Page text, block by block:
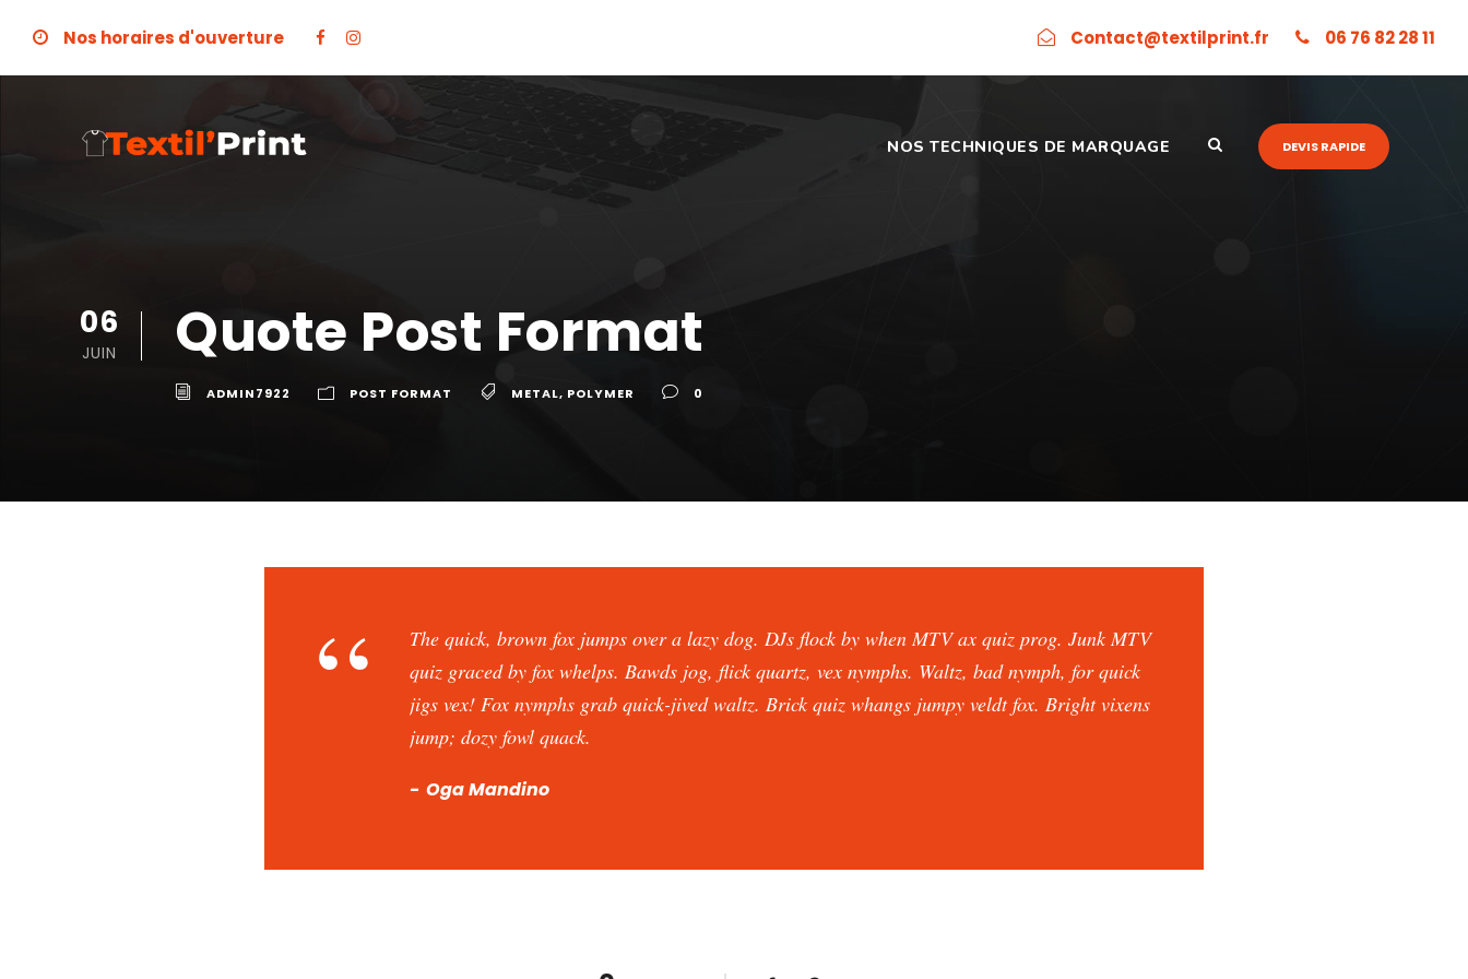
Nos horaires d'ouverture Contact@textilprint.fr 06 76 82 28 11
NOS TECHNIQUES DE MARQUAGE DEVIS RAPIDE
06
JUIN Quote Post Format
ADMIN7922 POST FORMAT METAL, POLYMER 0
“
The quick, brown fox jumps over a lazy dog. DJs flock by when MTV ax quiz prog. Junk MTV
quiz graced by fox whelps. Bawds jog, flick quartz, vex nymphs. Waltz, bad nymph, for quick
jigs vex! Fox nymphs grab quick-jived waltz. Brick quiz whangs jumpy veldt fox. Bright vixens
jump; dozy fowl quack.
Oga Mandino